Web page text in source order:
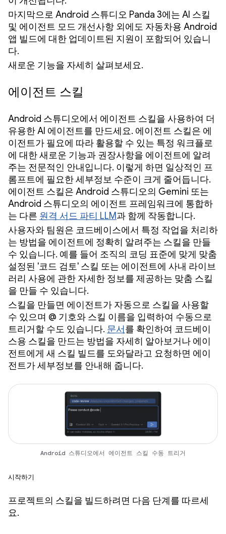
마지막으로 Android 스튜디오 Panda 3에는 AI 스킬
및 에이전트 모드 개선사항 외에도 자동차용 Android
앱 빌드에 대한 업데이트된 지원이 포함되어 있습니
다.
새로운 기능을 자세히 살펴보세요.
에이전트 스킬
Android 스튜디오에서 에이전트 스킬을 사용하여 더
유용한 AI 에이전트를 만드세요. 에이전트 스킬은 에
이전트가 필요에 따라 활용할 수 있는 특정 워크플로
에 대한 새로운 기능과 권장사항을 에이전트에 알려
주는 전문적인 안내입니다. 이렇게 하면 일상적인 프
롬프트에 필요한 세부정보 수준이 크게 줄어듭니다.
에이전트 스킬은 Android 스튜디오의 Gemini 또는
Android 스튜디오의 에이전트 프레임워크에 통합하
는 다른 원격 서드 파티 LLM과 함께 작동합니다.
사용자와 팀원은 코드베이스에서 특정 작업을 처리하
는 방법을 에이전트에 정확히 알려주는 스킬을 만들
수 있습니다. 예를 들어 조직의 코딩 표준에 맞게 맞춤
설정된 '코드 검토' 스킬 또는 에이전트에 사내 라이브
러리 사용에 관한 자세한 정보를 제공하는 맞춤 스킬
을 만들 수 있습니다.
스킬을 만들면 에이전트가 자동으로 스킬을 사용할
수 있으며 @ 기호와 스킬 이름을 입력하여 수동으로
트리거할 수도 있습니다. 문서를 확인하여 코드베이
스용 스킬을 만드는 방법을 자세히 알아보거나 에이
전트에게 새 스킬 빌드를 도와달라고 요청하면 에이
전트가 세부정보를 안내해 줍니다.
Android 스튜디오에서 에이전트 스킬 수동 트리거
시작하기
프로젝트의 스킬을 빌드하려면 다음 단계를 따르세
요.